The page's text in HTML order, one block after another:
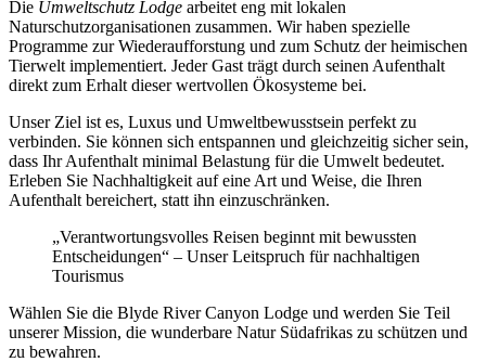
Die Umweltschutz Lodge arbeitet eng mit lokalen
Naturschutzorganisationen zusammen. Wir haben spezielle
Programme zur Wiederaufforstung und zum Schutz der heimischen
Tierwelt implementiert. Jeder Gast trägt durch seinen Aufenthalt
direkt zum Erhalt dieser wertvollen Ökosysteme bei.
Unser Ziel ist es, Luxus und Umweltbewusstsein perfekt zu
verbinden. Sie können sich entspannen und gleichzeitig sicher sein,
dass Ihr Aufenthalt minimal Belastung für die Umwelt bedeutet.
Erleben Sie Nachhaltigkeit auf eine Art und Weise, die Ihren
Aufenthalt bereichert, statt ihn einzuschränken.
„Verantwortungsvolles Reisen beginnt mit bewussten
Entscheidungen“ – Unser Leitspruch für nachhaltigen
Tourismus
Wählen Sie die Blyde River Canyon Lodge und werden Sie Teil
unserer Mission, die wunderbare Natur Südafrikas zu schützen und
zu bewahren.